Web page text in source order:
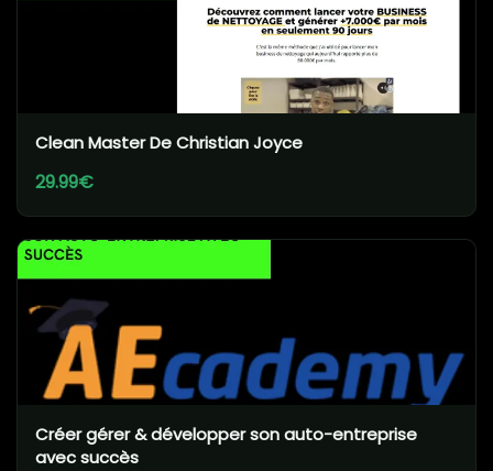
Clean Master De Christian Joyce
29.99€
Créer gérer & développer son auto-entreprise
avec succès